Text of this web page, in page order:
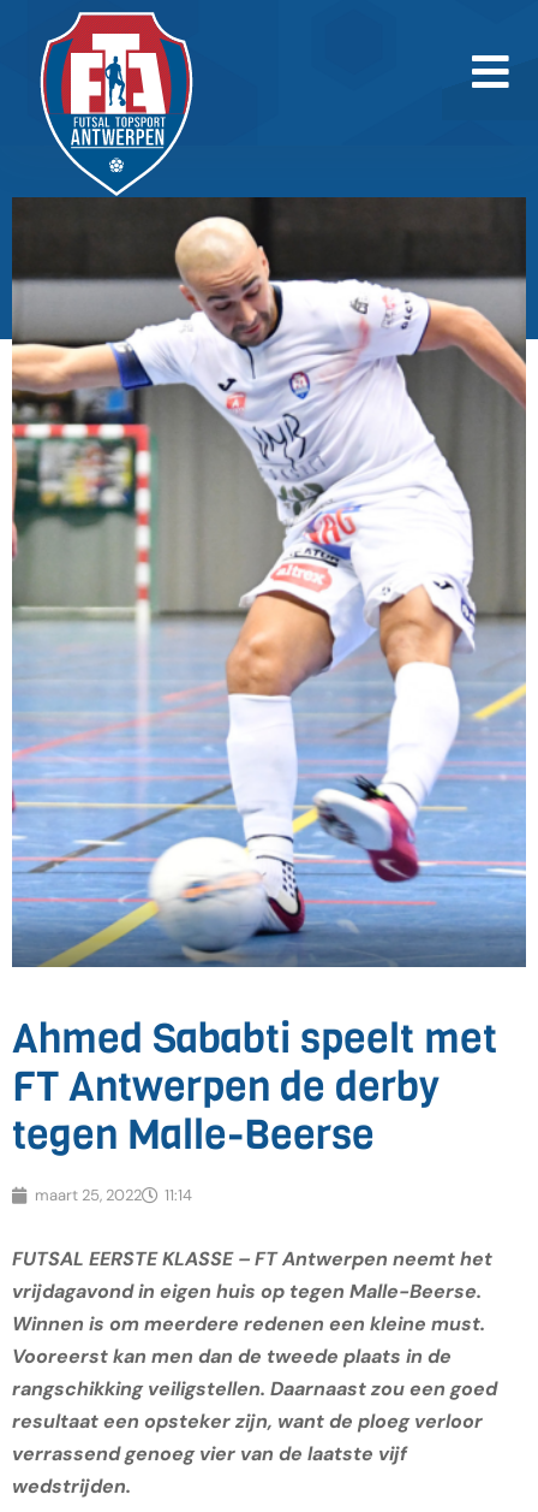
Ahmed Sababti speelt met
FT Antwerpen de derby
tegen Malle-Beerse
maart 25, 2022 11:14
FUTSAL EERSTE KLASSE – FT Antwerpen neemt het
vrijdagavond in eigen huis op tegen Malle-Beerse.
Winnen is om meerdere redenen een kleine must.
Vooreerst kan men dan de tweede plaats in de
rangschikking veiligstellen. Daarnaast zou een goed
resultaat een opsteker zijn, want de ploeg verloor
verrassend genoeg vier van de laatste vijf
wedstrijden.